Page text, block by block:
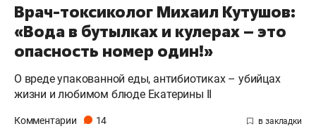
Врач-токсиколог Михаил Кутушов:
«Вода в бутылках и кулерах – это
опасность номер один!»
О вреде упакованной еды, антибиотиках – убийцах
жизни и любимом блюде Екатерины II
Комментарии 14